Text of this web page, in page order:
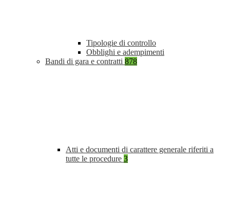
Tipologie di controllo
Obblighi e adempimenti
Bandi di gara e contratti 878
Atti e documenti di carattere generale riferiti a
tutte le procedure 3